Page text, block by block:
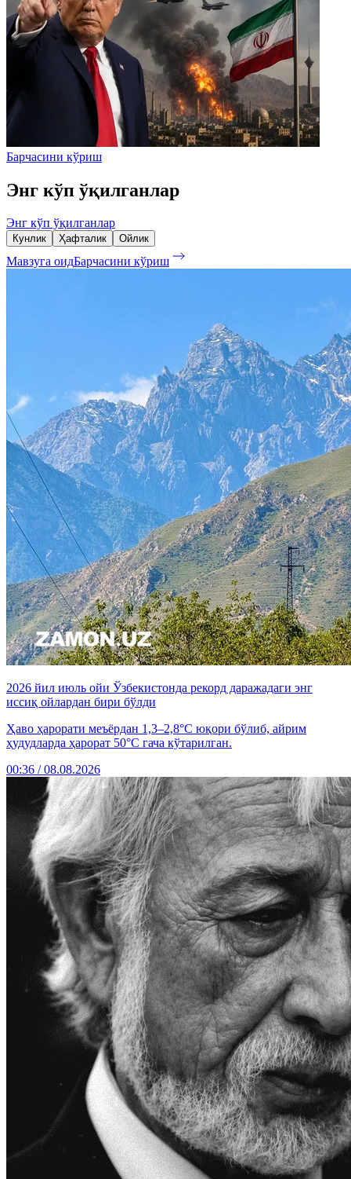
Барчасини кўриш
Энг кўп ўқилганлар
Энг кўп ўқилганлар
Кунлик Ҳафталик Ойлик
Мавзуга оидБарчасини кўриш
2026 йил июль ойи Ўзбекистонда рекорд даражадаги энг
иссиқ ойлардан бири бўлди
Ҳаво ҳарорати меъёрдан 1,3–2,8°C юқори бўлиб, айрим
ҳудудларда ҳарорат 50°C гача кўтарилган.
00:36 / 08.08.2026